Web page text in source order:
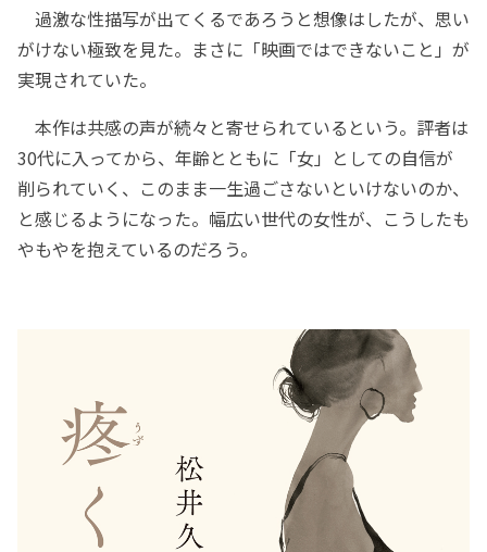
過激な性描写が出てくるであろうと想像はしたが、思い
がけない極致を見た。まさに「映画ではできないこと」が
実現されていた。
本作は共感の声が続々と寄せられているという。評者は
30代に入ってから、年齢とともに「女」としての自信が
削られていく、このまま一生過ごさないといけないのか、
と感じるようになった。幅広い世代の女性が、こうしたも
やもやを抱えているのだろう。